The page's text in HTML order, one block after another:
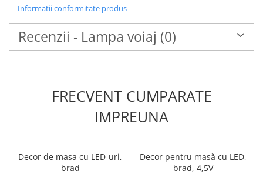
Informatii conformitate produs
Recenzii - Lampa voiaj (0)
FRECVENT CUMPARATE
IMPREUNA
Decor de masa cu LED-uri,
brad
Decor pentru masă cu LED,
brad, 4,5V